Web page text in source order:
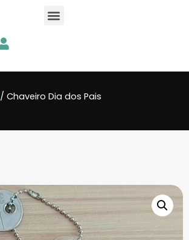
/ Chaveiro Dia dos Pais